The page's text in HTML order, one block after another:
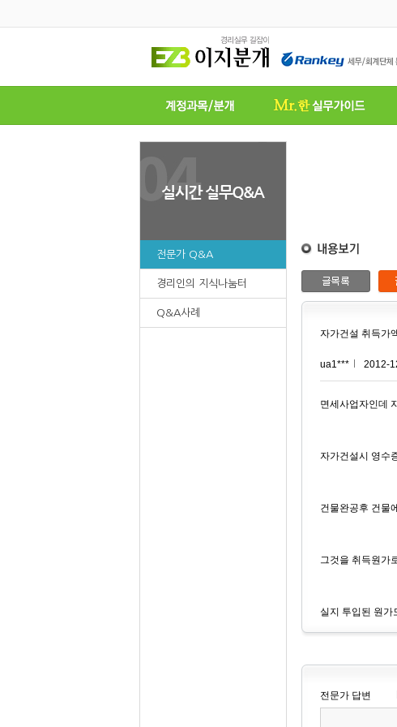
전문가 Q&A
경리인의 지식나눔터
Q&A사례
자가건설 취득가
ua1*** 2012-
면세사업자인데
자가건설시 영수
건물완공후 건물
그것을 취득원가
실지 투입된 원가
전문가 답변